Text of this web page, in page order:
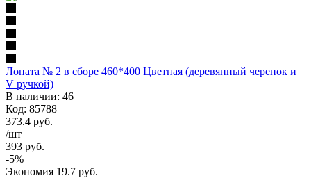
Лопата № 2 в сборе 460*400 Цветная (деревянный черенок и
V ручкой)
В наличии: 46
Код: 85788
373.4 руб.
/шт
393 руб.
-5%
Экономия 19.7 руб.